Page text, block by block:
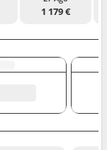
1 179 €